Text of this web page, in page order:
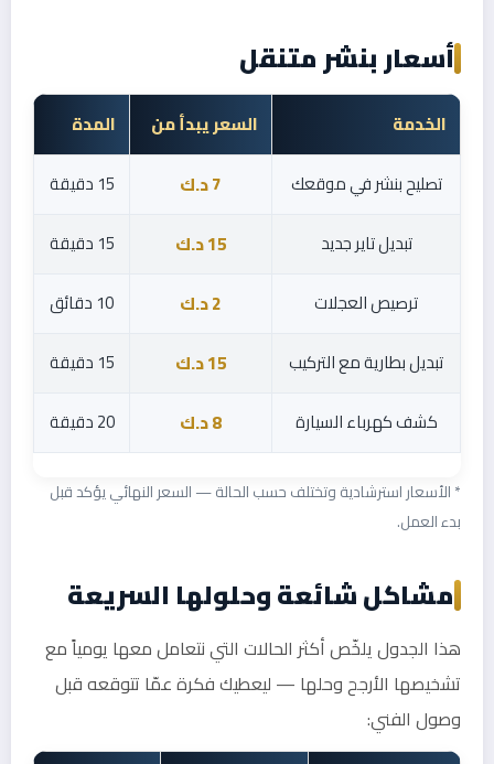
أسعار بنشر متنقل
الخدمة السعر يبدأ من
المدة
تصليح بنشر في موقعك
7 د.ك
15 دقيقة
تبديل تاير جديد
15 د.ك
15 دقيقة
ترصيص العجلات
2 د.ك
10 دقائق
تبديل بطارية مع التركيب
15 د.ك
15 دقيقة
كشف كهرباء السيارة
8 د.ك 20 دقيقة
* الأسعار استرشادية وتختلف حسب الحالة — السعر النهائي يؤكد قبل
بدء العمل.
مشاكل شائعة وحلولها السريعة
هذا الجدول يلخّص أكثر الحالات التي نتعامل معها يومياً مع
تشخيصها الأرجح وحلها — ليعطيك فكرة عمّا تتوقعه قبل
وصول الفني: